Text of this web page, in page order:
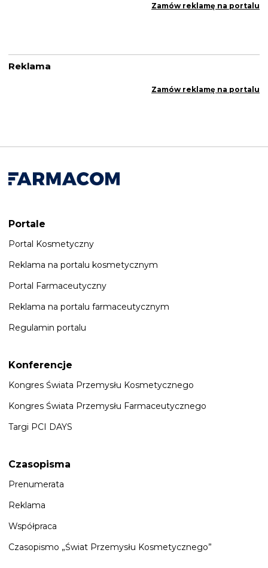
Zamów reklamę na portalu
Reklama
Zamów reklamę na portalu
Portale
Portal Kosmetyczny
Reklama na portalu kosmetycznym
Portal Farmaceutyczny
Reklama na portalu farmaceutycznym
Regulamin portalu
Konferencje
Kongres Świata Przemysłu Kosmetycznego
Kongres Świata Przemysłu Farmaceutycznego
Targi PCI DAYS
Czasopisma
Prenumerata
Reklama
Współpraca
Czasopismo „Świat Przemysłu Kosmetycznego”